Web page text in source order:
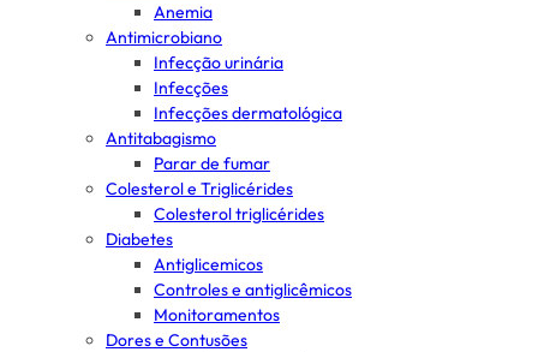
Anemia
Antimicrobiano
Infecção urinária
Infecções
Infecções dermatológica
Antitabagismo
Parar de fumar
Colesterol e Triglicérides
Colesterol triglicérides
Diabetes
Antiglicemicos
Controles e antiglicêmicos
Monitoramentos
Dores e Contusões